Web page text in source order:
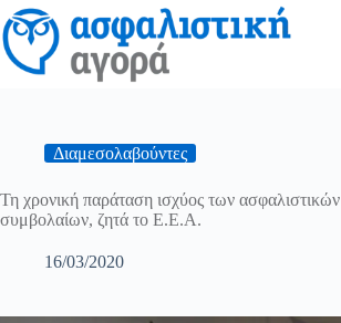
Διαμεσολαβούντες
Τη χρονική παράταση ισχύος των ασφαλιστικών
συμβολαίων, ζητά το Ε.Ε.Α.
16/03/2020